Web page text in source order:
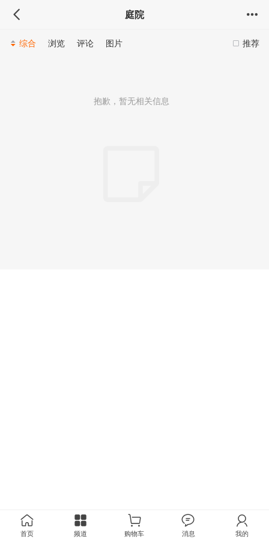
庭院
推荐
综合 浏览 评论 图片
抱歉，暂无相关信息
首页 频道 购物车 消息 我的